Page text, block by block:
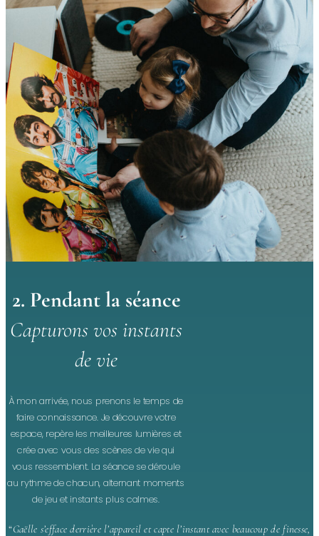
2. Pendant la séance
Capturons vos instants
de vie
À mon arrivée, nous prenons le temps de
faire connaissance. Je découvre votre
espace, repère les meilleures lumières et
crée avec vous des scènes de vie qui
vous ressemblent. La séance se déroule
au rythme de chacun, alternant moments
de jeu et instants plus calmes.
“Gaëlle s’efface derrière l’appareil et capte l’instant avec beaucoup de finesse,